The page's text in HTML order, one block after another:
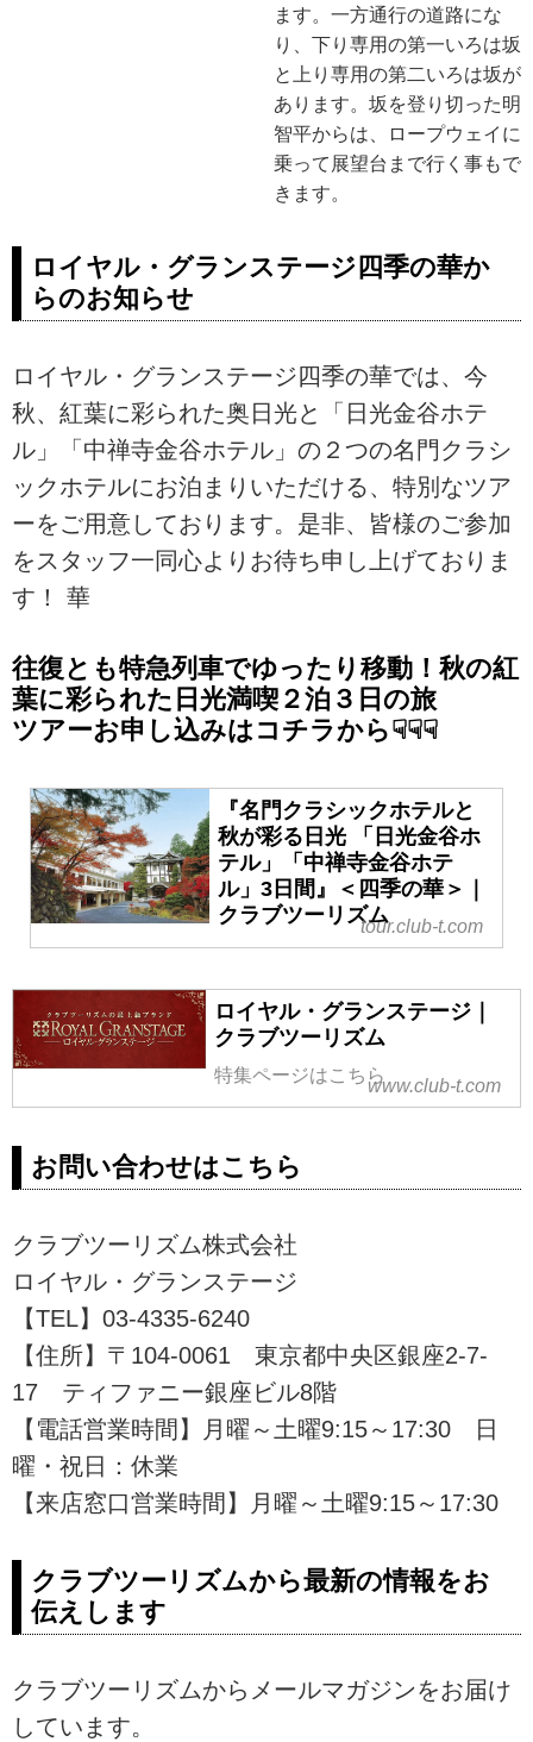
ます。一方通行の道路にな
り、下り専用の第一いろは坂
と上り専用の第二いろは坂が
あります。坂を登り切った明
智平からは、ロープウェイに
乗って展望台まで行く事もで
きます。
ロイヤル・グランステージ四季の華か
らのお知らせ
ロイヤル・グランステージ四季の華では、今
秋、紅葉に彩られた奥日光と「日光金谷ホテ
ル」「中禅寺金谷ホテル」の２つの名門クラシ
ックホテルにお泊まりいただける、特別なツア
ーをご用意しております。是非、皆様のご参加
をスタッフ一同心よりお待ち申し上げておりま
す！ 華
往復とも特急列車でゆったり移動！秋の紅
葉に彩られた日光満喫２泊３日の旅
ツアーお申し込みはコチラから☟☟☟
『名門クラシックホテルと
秋が彩る日光 「日光金谷ホ
テル」「中禅寺金谷ホテ
ル」3日間』＜四季の華＞｜
クラブツーリズムtour.club-t.com
ロイヤル・グランステージ｜
クラブツーリズム
特集ページはこちら
www.club-t.com
お問い合わせはこちら
クラブツーリズム株式会社
ロイヤル・グランステージ
【TEL】03-4335-6240
【住所】〒104-0061 東京都中央区銀座2-7-
17 ティファニー銀座ビル8階
【電話営業時間】月曜～土曜9:15～17:30 日
曜・祝日：休業
【来店窓口営業時間】月曜～土曜9:15～17:30
クラブツーリズムから最新の情報をお
伝えします
クラブツーリズムからメールマガジンをお届け
しています。